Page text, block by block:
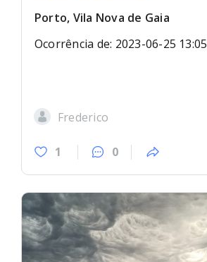
Porto, Vila Nova de Gaia
Ocorrência de: 2023-06-25 13:05
Frederico
1 0